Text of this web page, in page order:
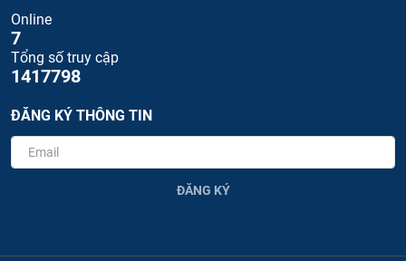
Online
7
Tổng số truy cập
1417798
ĐĂNG KÝ THÔNG TIN
ĐĂNG KÝ